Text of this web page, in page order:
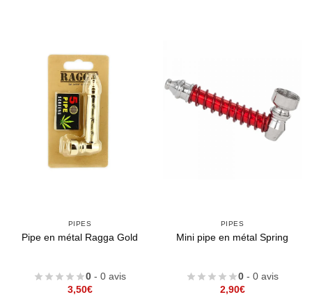
PIPES
Pipe en métal Ragga Gold
0 - 0 avis
3,50€
PIPES
Mini pipe en métal Spring
0 - 0 avis
2,90€